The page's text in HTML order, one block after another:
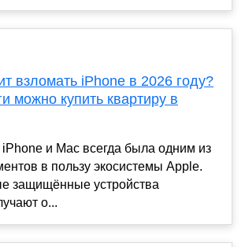
взломать iPhone в 2026 году?
можно купить квартиру в
iPhone и Mac всегда была одним из
в пользу экосистемы Apple.
защищённые устройства
о...